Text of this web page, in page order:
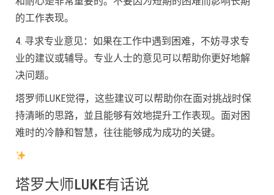
的工作表现。
4. 寻求专业意见：如果在工作中遇到困难，不妨寻求专
业的建议或辅导。专业人士的意见可以帮助你更好地解
决问题。
塔罗师LUKE觉得，这些建议可以帮助你在面对挑战时保
持清晰的思路，並且能够有效地提升工作表现。面对困
难时的冷静和智慧，往往能够成为成功的关键。
塔罗大师LUKE有话说